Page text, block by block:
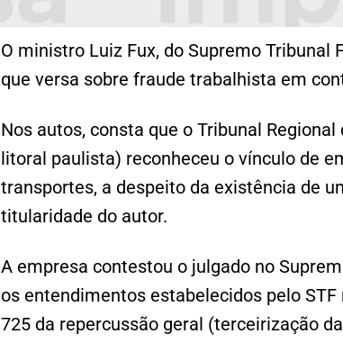
O ministro Luiz Fux, do Supremo
que versa sobre fraude trabalhista em
Nos autos, consta que o Tribunal
litoral paulista) reconheceu o vínculo de
transportes, a despeito da existência de
titularidade do autor.
A empresa contestou o julgado no
os entendimentos estabelecidos pelo STF
725 da repercussão geral (terceirização